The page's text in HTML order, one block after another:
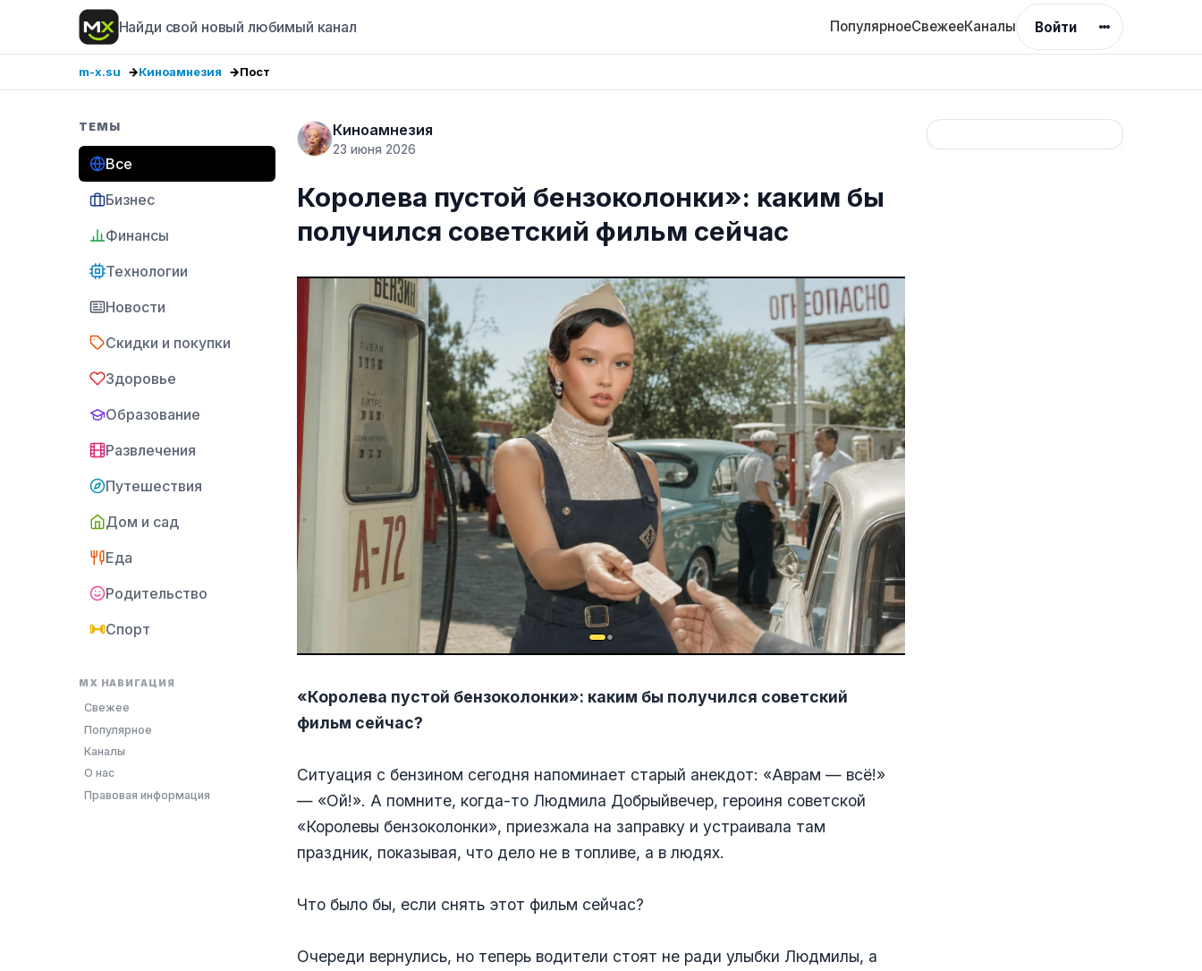
Найди свой новый любимый канал ПопулярноеСвежееКаналы Войти
m-x.su Киноамнезия Пост
ТЕМЫ
Все
Бизнес
Финансы
Технологии
Новости
Скидки и покупки
Здоровье
Образование
Развлечения
Путешествия
Дом и сад
Еда
Родительство
Спорт
MX НАВИГАЦИЯ
Свежее
Популярное
Каналы
О нас
Правовая информация
Киноамнезия
23 июня 2026
Королева пустой бензоколонки»: каким бы
получился советский фильм сейчас
«Королева пустой бензоколонки»: каким бы получился советский
фильм сейчас?
Ситуация с бензином сегодня напоминает старый анекдот: «Аврам — всё!»
— «Ой!». А помните, когда-то Людмила Добрыйвечер, героиня советской
«Королевы бензоколонки», приезжала на заправку и устраивала там
праздник, показывая, что дело не в топливе, а в людях.
Что было бы, если снять этот фильм сейчас?
Очереди вернулись, но теперь водители стоят не ради улыбки Людмилы, а